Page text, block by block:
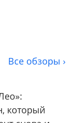
Все обзоры ›
который